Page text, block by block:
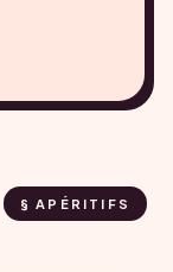
§ APÉRITIFS